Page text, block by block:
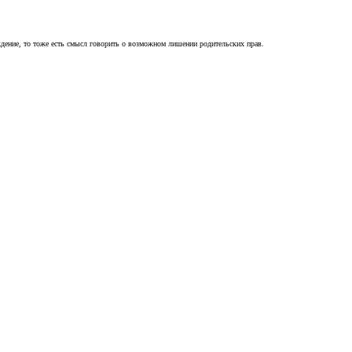
то тоже есть смысл говорить о возможном лишении родительских прав.